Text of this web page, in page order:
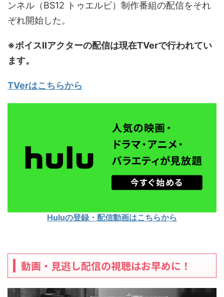
ンネル（BS12 トゥエルビ）制作番組の配信をそれ
ぞれ開始した。
※ボイスIIアクターの配信は現在TVerで行われてい
ます。
TVerはこちらから
Huluの登録・配信動画はこちらから
動画・見逃し配信の視聴はお早めに！